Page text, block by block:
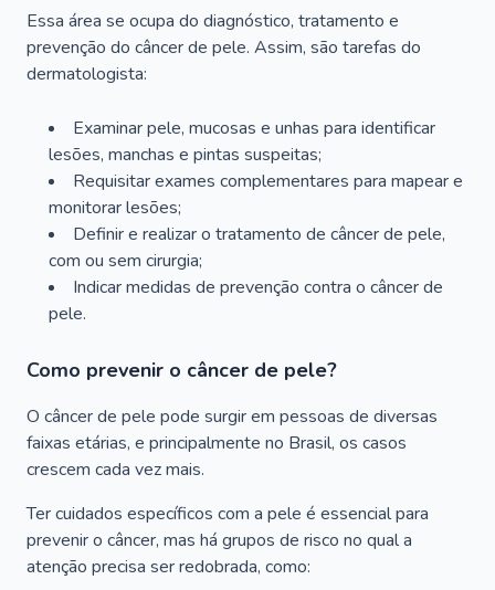
Essa área se ocupa do diagnóstico, tratamento e
prevenção do câncer de pele. Assim, são tarefas do
dermatologista:
Examinar pele, mucosas e unhas para identificar
lesões, manchas e pintas suspeitas;
Requisitar exames complementares para mapear e
monitorar lesões;
Definir e realizar o tratamento de câncer de pele,
com ou sem cirurgia;
Indicar medidas de prevenção contra o câncer de
pele.
Como prevenir o câncer de pele?
O câncer de pele pode surgir em pessoas de diversas
faixas etárias, e principalmente no Brasil, os casos
crescem cada vez mais.
Ter cuidados específicos com a pele é essencial para
prevenir o câncer, mas há grupos de risco no qual a
atenção precisa ser redobrada, como: